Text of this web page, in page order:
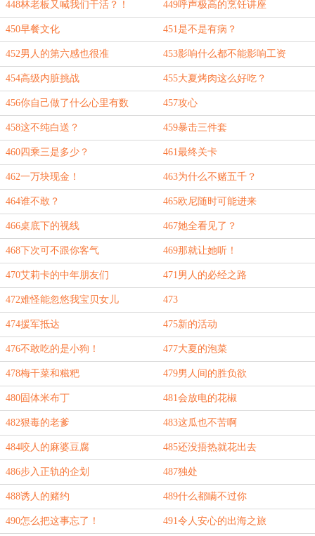
448林老板又喊我们干活？！ 449呼声极高的烹饪讲座
450早餐文化 451是不是有病？
452男人的第六感也很准 453影响什么都不能影响工资
454高级内脏挑战 455大夏烤肉这么好吃？
456你自己做了什么心里有数 457攻心
458这不纯白送？ 459暴击三件套
460四乘三是多少？ 461最终关卡
462一万块现金！ 463为什么不赌五千？
464谁不敢？ 465欧尼随时可能进来
466桌底下的视线 467她全看见了？
468下次可不跟你客气 469那就让她听！
470艾莉卡的中年朋友们 471男人的必经之路
472难怪能忽悠我宝贝女儿 473
474援军抵达 475新的活动
476不敢吃的是小狗！ 477大夏的泡菜
478梅干菜和糍粑 479男人间的胜负欲
480固体米布丁 481会放电的花椒
482狠毒的老爹 483这瓜也不苦啊
484咬人的麻婆豆腐 485还没捂热就花出去
486步入正轨的企划 487独处
488诱人的赌约 489什么都瞒不过你
490怎么把这事忘了！ 491令人安心的出海之旅